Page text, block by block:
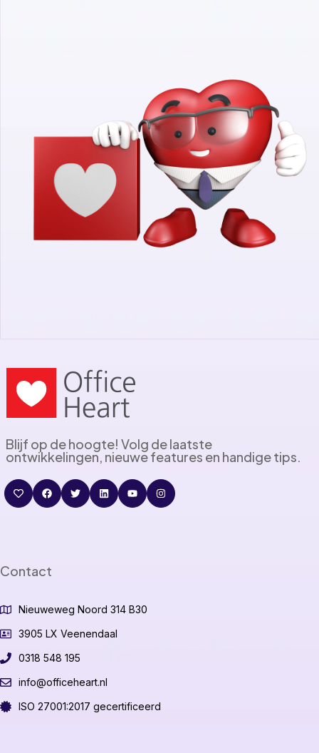
Blijf op de hoogte! Volg de laatste
ontwikkelingen, nieuwe features en handige tips.
Contact
Nieuweweg Noord 314 B30
3905 LX Veenendaal
0318 548 195
info@officeheart.nl
ISO 27001:2017 gecertificeerd